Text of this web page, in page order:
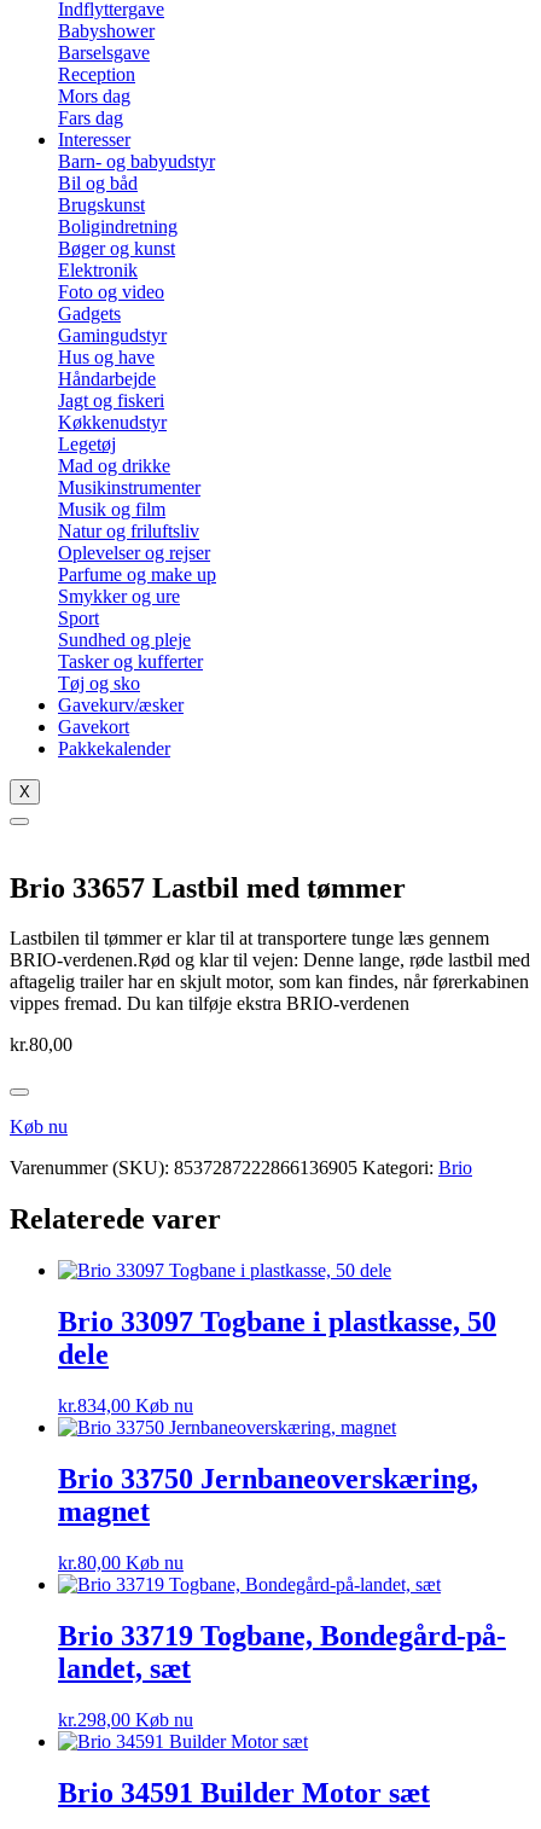
Indflyttergave
Babyshower
Barselsgave
Reception
Mors dag
Fars dag
Interesser
Barn- og babyudstyr
Bil og båd
Brugskunst
Boligindretning
Bøger og kunst
Elektronik
Foto og video
Gadgets
Gamingudstyr
Hus og have
Håndarbejde
Jagt og fiskeri
Køkkenudstyr
Legetøj
Mad og drikke
Musikinstrumenter
Musik og film
Natur og friluftsliv
Oplevelser og rejser
Parfume og make up
Smykker og ure
Sport
Sundhed og pleje
Tasker og kufferter
Tøj og sko
Gavekurv/æsker
Gavekort
Pakkekalender
X
Brio 33657 Lastbil med tømmer
Lastbilen til tømmer er klar til at transportere tunge læs gennem
BRIO-verdenen.Rød og klar til vejen: Denne lange, røde lastbil med
aftagelig trailer har en skjult motor, som kan findes, når førerkabinen
vippes fremad. Du kan tilføje ekstra BRIO-verdenen
kr.80,00
Køb nu
Varenummer (SKU): 8537287222866136905 Kategori: Brio
Relaterede varer
Brio 33097 Togbane i plastkasse, 50
dele
kr.834,00 Køb nu
Brio 33750 Jernbaneoverskæring,
magnet
kr.80,00 Køb nu
Brio 33719 Togbane, Bondegård-på-
landet, sæt
kr.298,00 Køb nu
Brio 34591 Builder Motor sæt